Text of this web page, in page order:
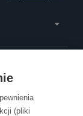
(pliki